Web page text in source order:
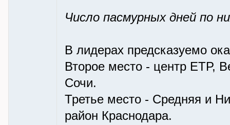
Число пасмурных дней по
В лидерах предсказуемо
Второе место - центр ЕТР,
Сочи.
Третье место - Средняя и
район Краснодара.